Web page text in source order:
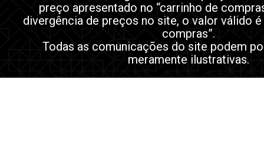
preço apresentado no “carrinho de
divergência de preços no site, o valor válido é
compras”.
Todas as comunicações do site podem
meramente ilustrativas.